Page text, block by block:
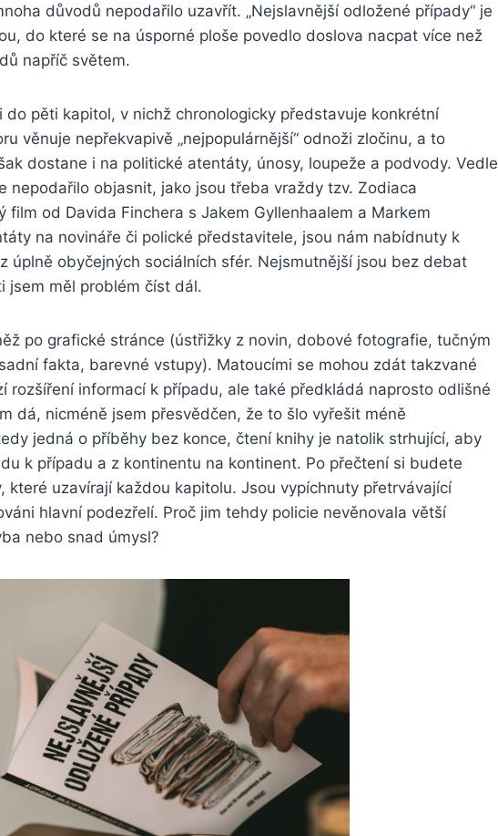
důvodů nepodařilo uzavřít. „Nejslavnější odložené případy“ je
do které se na úsporné ploše povedlo doslova nacpat více než
napříč světem.
do pěti kapitol, v nichž chronologicky představuje konkrétní
věnuje nepřekvapivě „nejpopulárnější“ odnoži zločinu, a to
dostane i na politické atentáty, únosy, loupeže a podvody. Vedle
nepodařilo objasnit, jako jsou třeba vraždy tzv. Zodiaca
film od Davida Finchera s Jakem Gyllenhaalem a Markem
na novináře či polické představitele, jsou nám nabídnuty k
úplně obyčejných sociálních sfér. Nejsmutnější jsou bez debat
jsem měl problém číst dál.
po grafické stránce (ústřižky z novin, dobové fotografie, tučným
fakta, barevné vstupy). Matoucími se mohou zdát takzvané
rozšíření informací k případu, ale také předkládá naprosto odlišné
dá, nicméně jsem přesvědčen, že to šlo vyřešit méně
jedná o příběhy bez konce, čtení knihy je natolik strhující, aby
k případu a z kontinentu na kontinent. Po přečtení si budete
které uzavírají každou kapitolu. Jsou vypíchnuty přetrvávající
hlavní podezřelí. Proč jim tehdy policie nevěnovala větší
nebo snad úmysl?